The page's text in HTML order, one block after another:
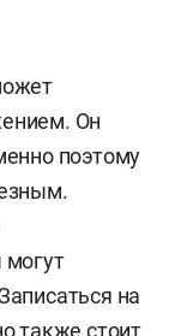
Он
поэтому
могут
на
также стоит